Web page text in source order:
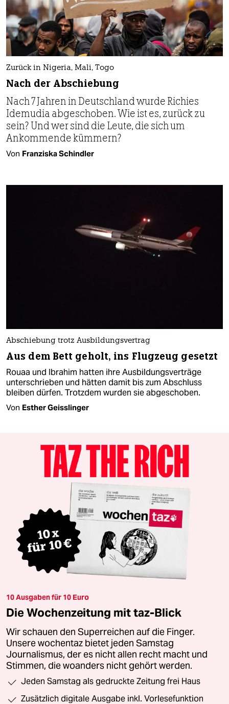
Zurück in Nigeria, Mali, Togo
Nach der Abschiebung
Nach 7 Jahren in Deutschland wurde Richies
Idemudia abgeschoben. Wie ist es, zurück zu
sein? Und wer sind die Leute, die sich um
Ankommende kümmern?
Von Franziska Schindler
Abschiebung trotz Ausbildungsvertrag
Aus dem Bett geholt, ins Flugzeug gesetzt
Rouaa und Ibrahim hatten ihre Ausbildungsverträge
unterschrieben und hätten damit bis zum Abschluss
bleiben dürfen. Trotzdem wurden sie abgeschoben.
Von Esther Geisslinger
10 Ausgaben für 10 Euro
Die Wochenzeitung mit taz-Blick
Wir schauen den Superreichen auf die Finger.
Unsere wochentaz bietet jeden Samstag
Journalismus, der es nicht allen recht macht und
Stimmen, die woanders nicht gehört werden.
Jeden Samstag als gedruckte Zeitung frei Haus
Zusätzlich digitale Ausgabe inkl. Vorlesefunktion